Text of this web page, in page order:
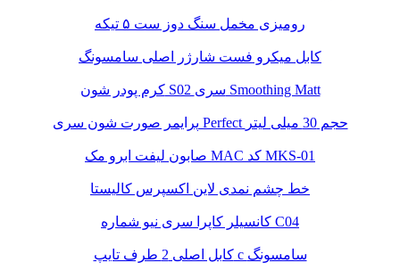
رومیزی مخمل سنگ دوز ست ۵ تیکه
کابل میکرو فست شارژر اصلی سامسونگ
کرم پودر شون S02 سری Smoothing Matt
پرایمر صورت شون سری Perfect حجم 30 میلی لیتر
صابون لیفت ابرو مک MAC کد MKS-01
خط چشم نمدی لاین اکسپرس کالیستا
کانسیلر کاپرا سری نیو شماره C04
کابل اصلی 2 طرف تایپ c سامسونگ